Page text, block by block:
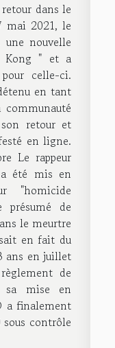
dans le
mai 2021, le
nouvelle
Kong " et a
celle-ci.
en tant
communauté
retour et
en ligne.
Le rappeur
été mis en
"homicide
présumé de
le meurtre
en fait du
ans en juillet
de
sa mise en
a finalement
contrôle